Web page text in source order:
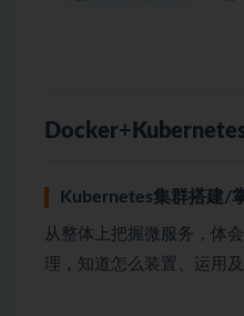
Docker+
Kubernetes集群搭建/
从整体上把握微服务，体
理，知道怎么装置、运用